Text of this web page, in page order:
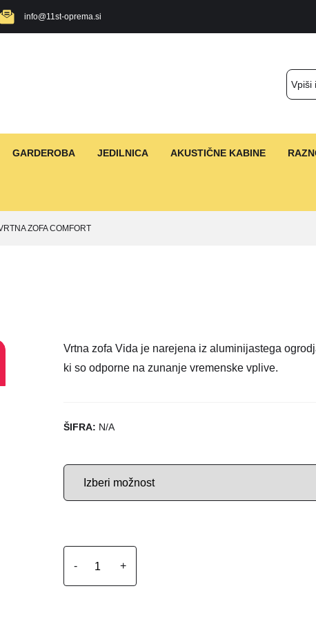
info@11st-oprema.si
GARDEROBA JEDILNICA AKUSTIČNE KABINE
ZOFA COMFORT
Vrtna zofa Vida je narejena iz aluminijastega
ki so odporne na zunanje vremenske vplive.
ŠIFRA: N/A
-
+